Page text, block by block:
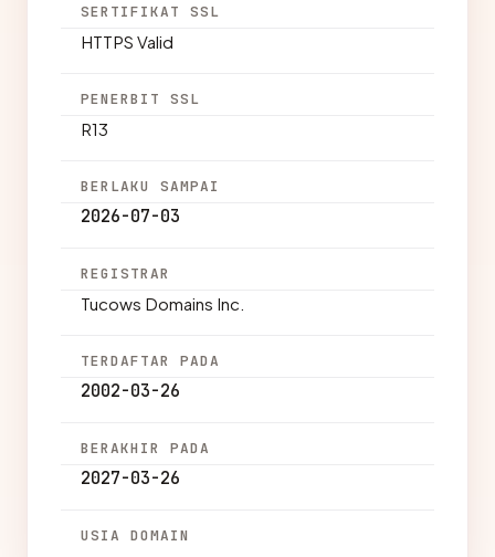
SERTIFIKAT SSL
HTTPS Valid
PENERBIT SSL
R13
BERLAKU SAMPAI
2026-07-03
REGISTRAR
Tucows Domains Inc.
TERDAFTAR PADA
2002-03-26
BERAKHIR PADA
2027-03-26
USIA DOMAIN